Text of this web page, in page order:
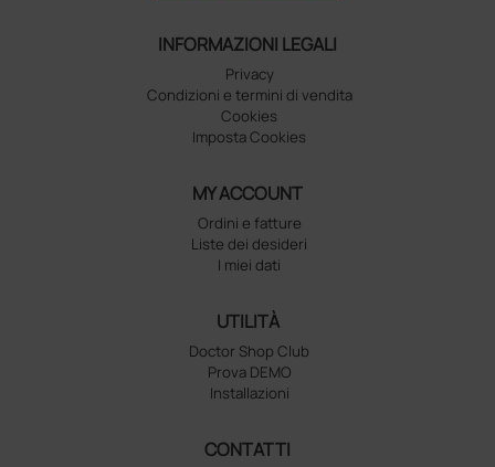
INFORMAZIONI LEGALI
Privacy
Condizioni e termini di vendita
Cookies
Imposta Cookies
MY ACCOUNT
Ordini e fatture
Liste dei desideri
I miei dati
UTILITÀ
Doctor Shop Club
Prova DEMO
Installazioni
CONTATTI